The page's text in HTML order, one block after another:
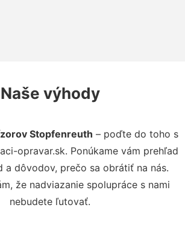
Naše výhody
Stopfenreuth – poďte do toho s
opravar.sk. Ponúkame vám prehľad
a dôvodov, prečo sa obrátiť na nás.
že nadviazanie spolupráce s nami
nebudete ľutovať.